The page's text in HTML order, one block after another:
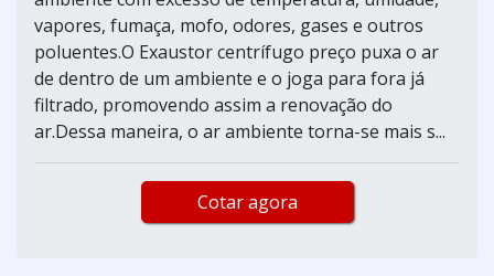
vapores, fumaça, mofo, odores, gases e outros
poluentes.O Exaustor centrífugo preço puxa o ar
de dentro de um ambiente e o joga para fora já
filtrado, promovendo assim a renovação do
ar.Dessa maneira, o ar ambiente torna-se mais s...
Cotar agora